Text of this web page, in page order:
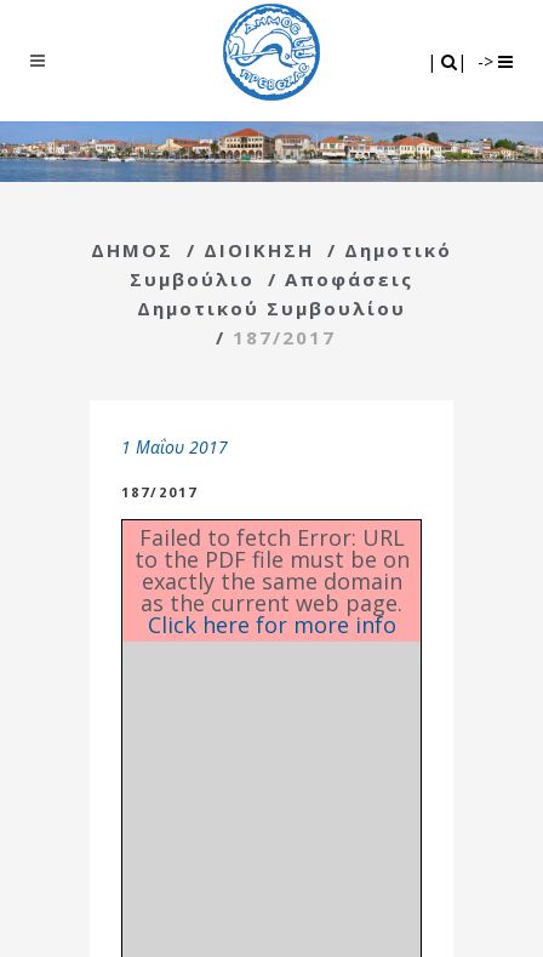
| | ->
ΔΗΜΟΣ / ΔΙΟΙΚΗΣΗ / Δημοτικό
Συμβούλιο
/ Αποφάσεις
Δημοτικού Συμβουλίου
/ 187/2017
1 Μαΐου 2017
187/2017
Failed to fetch Error: URL
to the PDF file must be on
exactly the same domain
as the current web page.
Click here for more info